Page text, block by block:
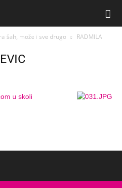
šah, može i sve drugo
RADMILA